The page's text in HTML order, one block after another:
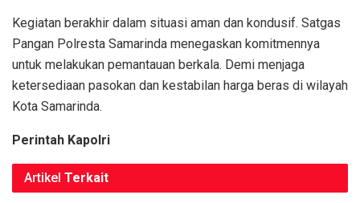
Kegiatan berakhir dalam situasi aman dan kondusif. Satgas
Pangan Polresta Samarinda menegaskan komitmennya
untuk melakukan pemantauan berkala. Demi menjaga
ketersediaan pasokan dan kestabilan harga beras di wilayah
Kota Samarinda.
Perintah Kapolri
Artikel Terkait